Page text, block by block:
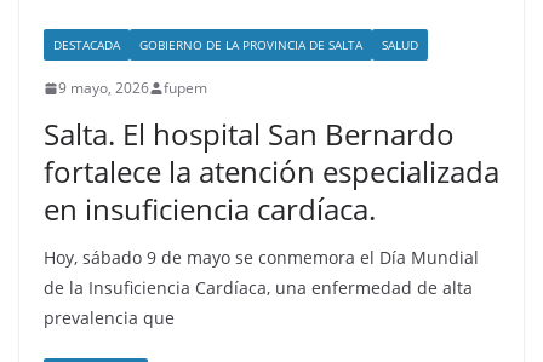
DESTACADA GOBIERNO DE LA PROVINCIA DE SALTA SALUD
9 mayo, 2026 fupem
Salta. El hospital San Bernardo
fortalece la atención especializada
en insuficiencia cardíaca.
Hoy, sábado 9 de mayo se conmemora el Día Mundial
de la Insuficiencia Cardíaca, una enfermedad de alta
prevalencia que